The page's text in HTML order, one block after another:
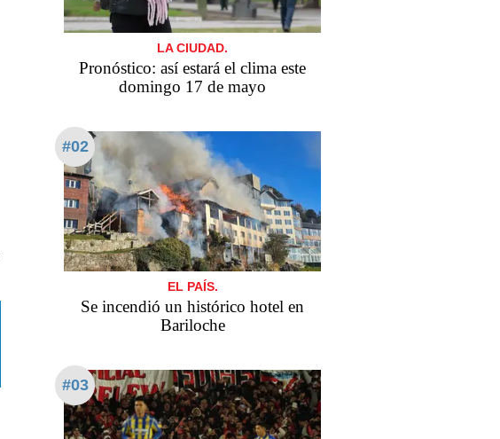
LA CIUDAD.
Pronóstico: así estará el clima este
domingo 17 de mayo
#02
EL PAÍS.
Se incendió un histórico hotel en
Bariloche
#03